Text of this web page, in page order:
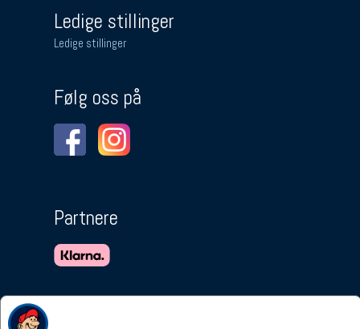
Ledige stillinger
Ledige stillinger
Følg oss på
Partnere